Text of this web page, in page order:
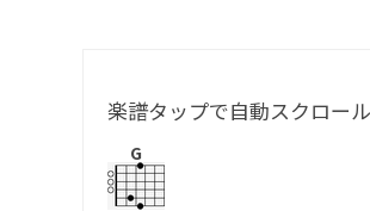
楽譜タップで自動スクロー
G